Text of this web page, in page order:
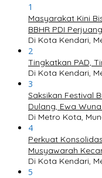
1
Masyarakat Kini
BBHR PDI
Di Kota Kendari,
2
Tingkatkan PAD,
Di Kota Kendari,
3
Saksikan Festival
Dulang, Ewa
Di Metro Kota,
4
Perkuat
Musyawarah
Di Kota Kendari,
5